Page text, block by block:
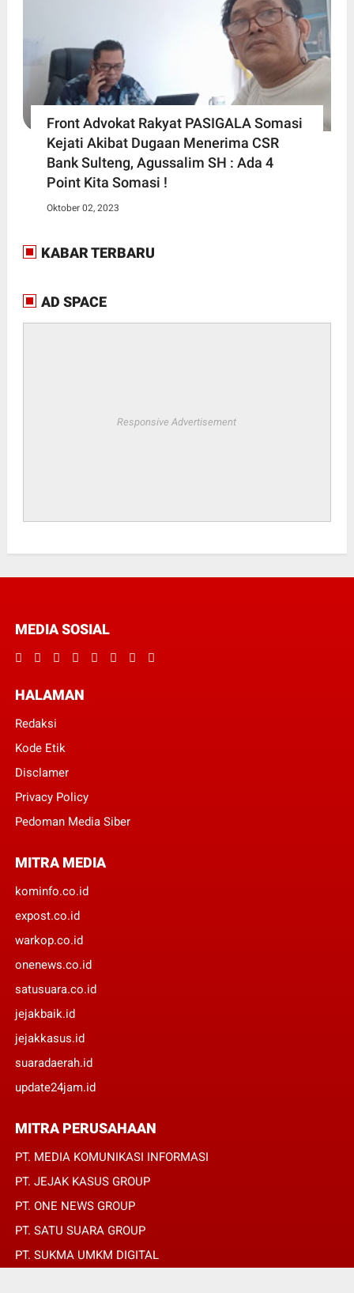
Front Advokat Rakyat PASIGALA Somasi
Kejati Akibat Dugaan Menerima CSR
Bank Sulteng, Agussalim SH : Ada 4
Point Kita Somasi !
Oktober 02, 2023
KABAR TERBARU
AD SPACE
Responsive Advertisement
MEDIA SOSIAL
HALAMAN
Redaksi
Kode Etik
Disclamer
Privacy Policy
Pedoman Media Siber
MITRA MEDIA
kominfo.co.id
expost.co.id
warkop.co.id
onenews.co.id
satusuara.co.id
jejakbaik.id
jejakkasus.id
suaradaerah.id
update24jam.id
MITRA PERUSAHAAN
PT. MEDIA KOMUNIKASI INFORMASI
PT. JEJAK KASUS GROUP
PT. ONE NEWS GROUP
PT. SATU SUARA GROUP
PT. SUKMA UMKM DIGITAL